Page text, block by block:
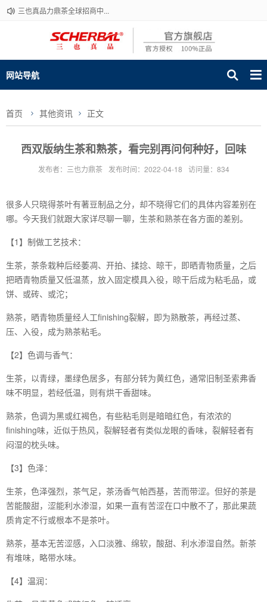
三也真品力鼎茶全球招商中...
网站导航
首页 其他资讯 正文
西双版纳生茶和熟茶，看完别再问何种好，回味
发布者：三也力鼎茶 发布时间：2022-04-18 访问量：834
很多人只晓得茶叶有著豆制品之分，却不晓得它们的具体内容差别在
哪。今天我们就跟大家详尽聊一聊，生茶和熟茶在各方面的差别。
【1】制做工艺技术：
生茶，茶条栽种后经萎凋、开拍、揉捻、晾干，即晒青物质量，之后
把晒青物质量又低温蒸，放入固定模具入役，晾干后成为粘毛品，或
饼、或砖、或沱；
熟茶，晒青物质量经人工finishing裂解，即为熟散茶，再经过蒸、
压、入役，成为熟茶粘毛。
【2】色调与香气：
生茶，以青绿，墨绿色居多，有部分转为黄红色，通常旧制圣索弗香
味不明显，若经低温，则有烘干香甜味。
熟茶，色调为黑或红褐色，有些粘毛则是暗暗红色，有浓浓的
finishing味，近似于热风，裂解轻者有类似龙眼的香味，裂解轻者有
闷湿的枕头味。
【3】色泽：
生茶，色泽强烈，茶气足，茶汤香气帕西基，苦而带涩。但好的茶是
苦能酸甜，涩能利水渗湿，如果一直有苦涩在口中散不了，那此果蔬
质肯定不行或根本不是茶叶。
熟茶，基本无苦涩感，入口淡雅、绵软，酸甜、利水渗湿自然。新茶
有堆味，略带水味。
【4】温润：